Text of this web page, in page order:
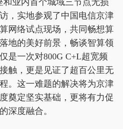
业内首个城域三节点无损
，实地参观了中国电信京津
网络试点现场，共同畅想算
地的美好前景，畅谈智算领
是一次对800G C+L超宽频
触，更是见证了超百公里无
。这一难题的解决将为京津
奠定坚实基础，更将有力促
深度融合。